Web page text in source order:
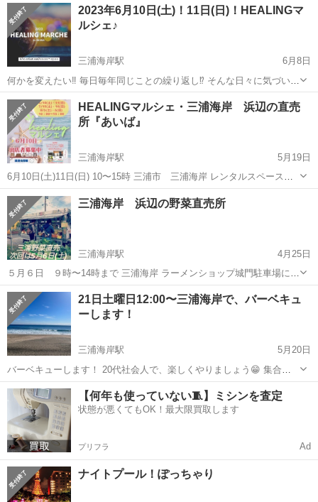
ん。 瞑想は頭の整理をするだけでなく、 人生を豊かに創造するパワー
を取り戻す！必須のメソッド...
神奈川 三浦市 三浦海岸駅 その他 お茶会
2023年6月10日(土)！11日(日)！HEALINGマ
ルシェ♪
三浦海岸駅
6月8日
何かを変えたい‼︎ 毎日毎年同じことの繰り返し⁉︎ そんな日々に気づいて
しまったあなた！ MMSの真のマジックで 人生ガラッと変えちゃいま
せんか⁉︎ 真のマジックは あなたの本質に繋がり、 不要な事柄にどんど
ん気づいて 本...
神奈川 三浦市 その他 ホロスコープ
HEALINGマルシェ・三浦海岸 浜辺の直売
所『あいば』
三浦海岸駅
5月19日
6月10日(土)11日(日) 10〜15時 三浦市 三浦海岸 レンタルスペース
aibaにて HEALINGマルシェ 三浦海岸 浜辺の直売所『あいば』 開催
いたします❗️ 今回は、 10日(土)には、 ゲームコーナーの開設...
神奈川 三浦市 三浦海岸駅 その他 直売所
三浦海岸 浜辺の野菜直売所
三浦海岸駅
4月25日
５月６日 ９時〜14時まで 三浦海岸 ラーメンショップ城門駐車場にて
新鮮三浦野菜の直売所 初開催します😄‼️ 今まで HEALINGマルシェで
出店という形で販売していましたが ５月マルシェがお休みで お客さま
から...
神奈川 三浦市 三浦海岸駅 その他 直売所
21日土曜日12:00〜三浦海岸で、バーベキュ
ーします！
三浦海岸駅
5月20日
バーベキューします！ 20代社会人で、楽しくやりましょう😁 集合は
武蔵新城です！✨ 費用は1,500円です✌️ 20代男女の参加がほとんどで
す^ ^ 詳しくは連絡ください✨
神奈川 三浦市 三浦海岸駅 その他 バーベキュー
【何年も使っていない🧵】ミシンを査定
状態が悪くてもOK！最大限買取します
プリフラ Ad
ナイトプール！ぽっちゃり